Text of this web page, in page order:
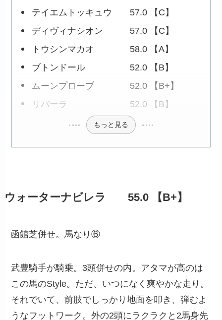
テイエムトッキュウ 57.0 【C】
ディヴィナシオン 57.0 【C】
トウシンマカオ 58.0 【A】
ブトンドール 52.0 【B】
ムーンプローブ 52.0 【B+】
リバーラ 52.0 【B】
もっと見る
ウォーターナビレラ 55.0 【B+】
函館芝併せ。馬なり⑥
武豊騎手が騎乗。3頭併せの内。アタマが高のは
この馬のStyle。ただ、いつになく爽やかな走り。
それでいて、前肢でしっかり地面を叩き、弾むよ
うなフットワーク。外の2頭にラクラクと2馬身先